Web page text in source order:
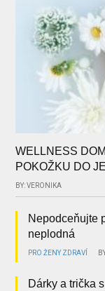
WELLNESS
POKOŽKU DO
BY: VERONIKA
Nepodceňujte
neplodná
PRO ŽENY ZDRAVÍ
Dárky a trička